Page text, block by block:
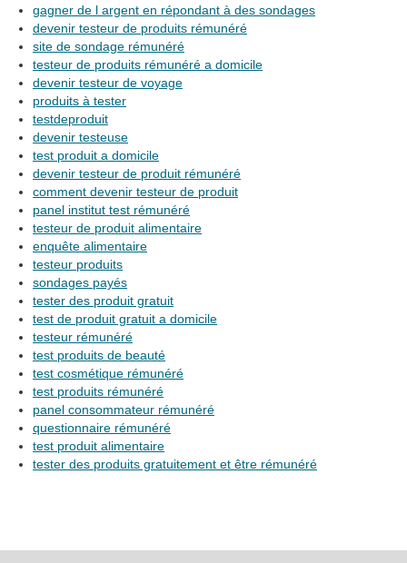
gagner de l argent en répondant à des sondages
devenir testeur de produits rémunéré
site de sondage rémunéré
testeur de produits rémunéré a domicile
devenir testeur de voyage
produits à tester
testdeproduit
devenir testeuse
test produit a domicile
devenir testeur de produit rémunéré
comment devenir testeur de produit
panel institut test rémunéré
testeur de produit alimentaire
enquête alimentaire
testeur produits
sondages payés
tester des produit gratuit
test de produit gratuit a domicile
testeur rémunéré
test produits de beauté
test cosmétique rémunéré
test produits rémunéré
panel consommateur rémunéré
questionnaire rémunéré
test produit alimentaire
tester des produits gratuitement et être rémunéré